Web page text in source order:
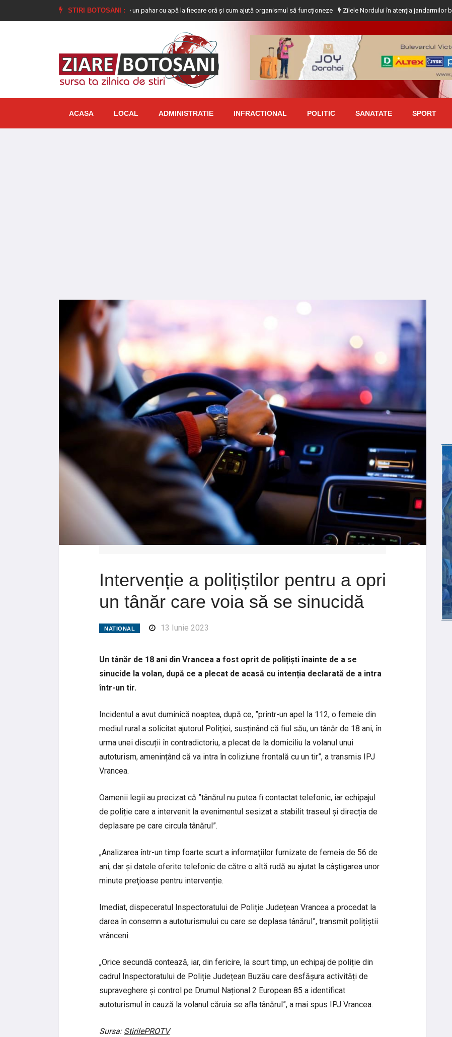
STIRI BOTOSANI :
De ce este bine să bem câte un pahar cu apă la fiecare oră și cum ajută organismul să funcționeze Zilele Nordului în atenția jandarmilor botoșăneni
ACASA LOCAL ADMINISTRATIE INFRACTIONAL POLITIC SANATATE SPORT
Intervenție a polițiștilor pentru a opri
un tânăr care voia să se sinucidă
NATIONAL 13 Iunie 2023
Un tânăr de 18 ani din Vrancea a fost oprit de polițiști înainte de a se
sinucide la volan, după ce a plecat de acasă cu intenția declarată de a intra
într-un tir.
Incidentul a avut duminică noaptea, după ce, ”printr-un apel la 112, o femeie din
mediul rural a solicitat ajutorul Poliției, susținând că fiul său, un tânăr de 18 ani, în
urma unei discuții în contradictoriu, a plecat de la domiciliu la volanul unui
autoturism, amenințând că va intra în coliziune frontală cu un tir”, a transmis IPJ
Vrancea.
Oamenii legii au precizat că ”tânărul nu putea fi contactat telefonic, iar echipajul
de poliție care a intervenit la evenimentul sesizat a stabilit traseul și direcția de
deplasare pe care circula tânărul”.
„Analizarea într-un timp foarte scurt a informaţiilor furnizate de femeia de 56 de
ani, dar și datele oferite telefonic de către o altă rudă au ajutat la câştigarea unor
minute preţioase pentru intervenție.
Imediat, dispeceratul Inspectoratului de Poliție Județean Vrancea a procedat la
darea în consemn a autoturismului cu care se deplasa tânărul”, transmit polițiștii
vrânceni.
„Orice secundă contează, iar, din fericire, la scurt timp, un echipaj de poliție din
cadrul Inspectoratului de Poliție Județean Buzău care desfășura activități de
supraveghere și control pe Drumul Național 2 European 85 a identificat
autoturismul în cauză la volanul căruia se afla tânărul”, a mai spus IPJ Vrancea.
Sursa: StirilePROTV